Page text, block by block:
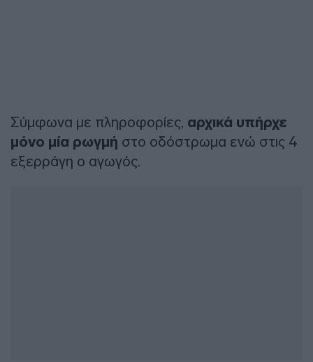
Σύμφωνα με πληροφορίες, αρχικά υπήρχε
μόνο μία ρωγμή στο οδόστρωμα ενώ στις 4
εξερράγη ο αγωγός.